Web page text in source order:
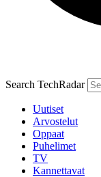
Search TechRadar
Uutiset
Arvostelut
Oppaat
Puhelimet
TV
Kannettavat